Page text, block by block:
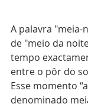
A palavra "meia-
de "meio da
tempo
entre o pôr do
Esse momento
denominado